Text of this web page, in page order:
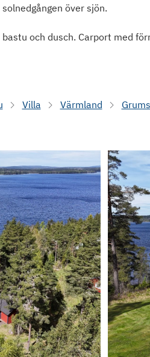
över sjön.
och dusch. Carport med
Villa Värmland Grums